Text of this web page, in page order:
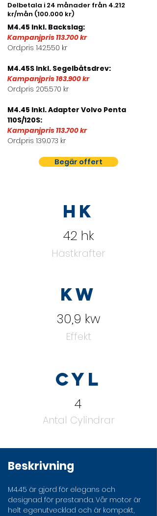
Delbetala i 24 månader från 4.212
kr/mån (100.000 kr)
M4.45 Inkl. Backslag:
Kampanjpris 113.700 kr
Ord.pris 142.550 kr
M4.45S Inkl. Segelbåtsdrev:
Kampanjpris 163.900 kr
Ord.pris 205.570 kr
M4.45 Inkl. Adapter Volvo Penta
110S/120S:
Kampanjpris 113.700 kr
Ord.pris 139.073 kr
Begär offert
hk
42 hk
Hästkrafter
kw
30,9 kw
Effekt
CYL
4
Antal Cylindrar
Beskrivning
M4.45 är gjord för elegans och
designad för prestanda. Vår motor är
helt egenutvecklad och är kompakt,